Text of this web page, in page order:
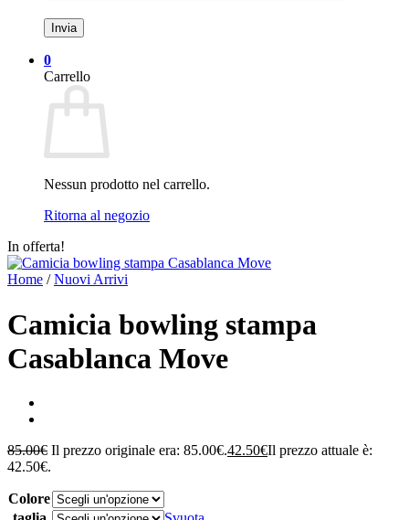
0
Carrello
Nessun prodotto nel carrello.
Ritorna al negozio
In offerta!
Home / Nuovi Arrivi
Camicia bowling stampa
Casablanca Move
85.00€ Il prezzo originale era: 85.00€.42.50€Il prezzo attuale è:
42.50€.
Colore